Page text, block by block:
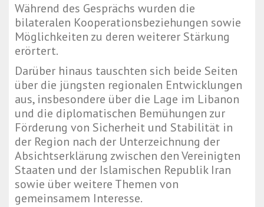
Während des Gesprächs wurden die
bilateralen Kooperationsbeziehungen sowie
Möglichkeiten zu deren weiterer Stärkung
erörtert.
Darüber hinaus tauschten sich beide Seiten
über die jüngsten regionalen Entwicklungen
aus, insbesondere über die Lage im Libanon
und die diplomatischen Bemühungen zur
Förderung von Sicherheit und Stabilität in
der Region nach der Unterzeichnung der
Absichtserklärung zwischen den Vereinigten
Staaten und der Islamischen Republik Iran
sowie über weitere Themen von
gemeinsamem Interesse.